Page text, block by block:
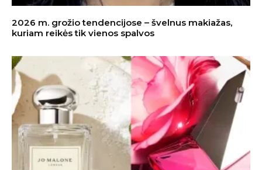
2026 m. grožio tendencijose – švelnus makiažas,
kuriam reikės tik vienos spalvos